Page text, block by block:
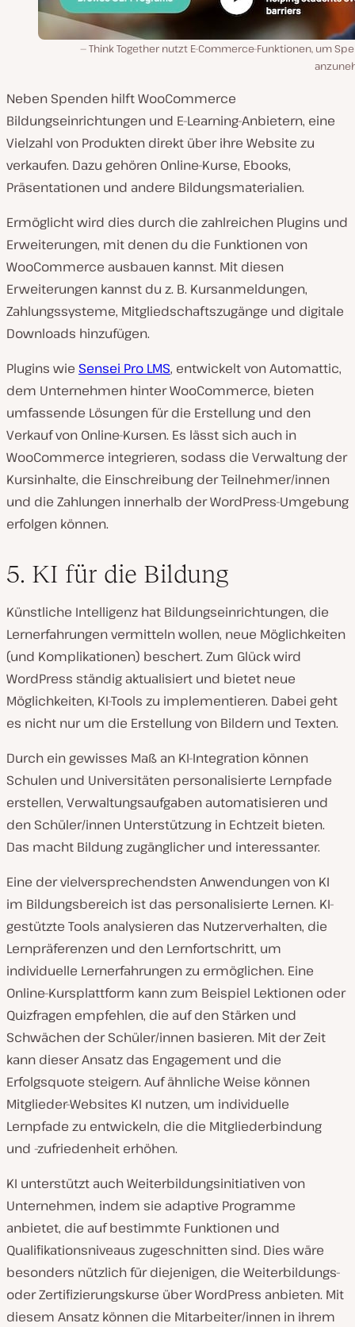
Think Together nutzt E-Commerce-Funktionen, um
Neben Spenden hilft WooCommerce
Bildungseinrichtungen und E-Learning-Anbietern, eine
Vielzahl von Produkten direkt über ihre Website zu
verkaufen. Dazu gehören Online-Kurse, Ebooks,
Präsentationen und andere Bildungsmaterialien.
Ermöglicht wird dies durch die zahlreichen Plugins und
Erweiterungen, mit denen du die Funktionen von
WooCommerce ausbauen kannst. Mit diesen
Erweiterungen kannst du z. B. Kursanmeldungen,
Zahlungssysteme, Mitgliedschaftszugänge und digitale
Downloads hinzufügen.
Plugins wie Sensei Pro LMS, entwickelt von Automattic,
dem Unternehmen hinter WooCommerce, bieten
umfassende Lösungen für die Erstellung und den
Verkauf von Online-Kursen. Es lässt sich auch in
WooCommerce integrieren, sodass die Verwaltung der
Kursinhalte, die Einschreibung der Teilnehmer/innen
und die Zahlungen innerhalb der WordPress-Umgebung
erfolgen können.
5. KI für die Bildung
Künstliche Intelligenz hat Bildungseinrichtungen, die
Lernerfahrungen vermitteln wollen, neue Möglichkeiten
(und Komplikationen) beschert. Zum Glück wird
WordPress ständig aktualisiert und bietet neue
Möglichkeiten, KI-Tools zu implementieren. Dabei geht
es nicht nur um die Erstellung von Bildern und Texten.
Durch ein gewisses Maß an KI-Integration können
Schulen und Universitäten personalisierte Lernpfade
erstellen, Verwaltungsaufgaben automatisieren und
den Schüler/innen Unterstützung in Echtzeit bieten.
Das macht Bildung zugänglicher und interessanter.
Eine der vielversprechendsten Anwendungen von KI
im Bildungsbereich ist das personalisierte Lernen. KI-
gestützte Tools analysieren das Nutzerverhalten, die
Lernpräferenzen und den Lernfortschritt, um
individuelle Lernerfahrungen zu ermöglichen. Eine
Online-Kursplattform kann zum Beispiel Lektionen oder
Quizfragen empfehlen, die auf den Stärken und
Schwächen der Schüler/innen basieren. Mit der Zeit
kann dieser Ansatz das Engagement und die
Erfolgsquote steigern. Auf ähnliche Weise können
Mitglieder-Websites KI nutzen, um individuelle
Lernpfade zu entwickeln, die die Mitgliederbindung
und -zufriedenheit erhöhen.
KI unterstützt auch Weiterbildungsinitiativen von
Unternehmen, indem sie adaptive Programme
anbietet, die auf bestimmte Funktionen und
Qualifikationsniveaus zugeschnitten sind. Dies wäre
besonders nützlich für diejenigen, die Weiterbildungs-
oder Zertifizierungskurse über WordPress anbieten. Mit
diesem Ansatz können die Mitarbeiter/innen in ihrem